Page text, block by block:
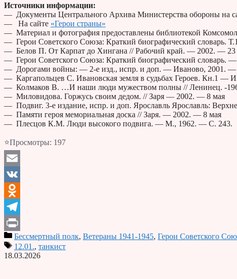
Источники информации:
— Документы Центрального Архива Министерства обороны на
— На сайте «Герои страны»
— Материал и фотография предоставлены библиотекой
— Герои Советского Союза: Краткий биографический словарь.
— Белов П. От Карпат до Хингана // Рабочий край. — 2002. — 23
— Герои Советского Союза: Краткий биографический
— Дорогами войны: — 2-е изд., испр. и доп. — Иваново, 2001. —
— Каргапольцев С. Ивановская земля в судьбах Героев. Кн.1 —
— Колмаков В. …И наши люди мужеством полны // Ленинец. -
— Миловидова. Горжусь своим дедом. // Заря — 2002. — 8 мая
— Подвиг. 3-е издание, испр. и доп. Ярославль Ярославль:
— Памяти героя мемориальная доска // Заря. — 2002. — 8 мая
— Плесцов К.М. Люди высокого подвига. — М., 1962. — С. 243.
⭐Просмотры: 197
Email
VK
Odnoklassniki
Telegram
PrintБессмертный полк, Ветераны 1941-1945, Герои Советского
12.01., танкист
18.03.2026